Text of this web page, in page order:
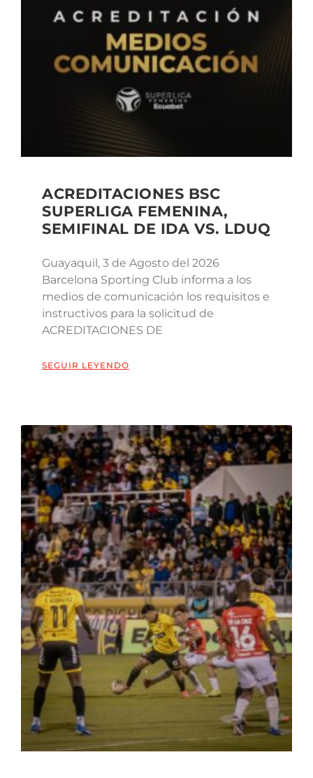
ACREDITACIONES BSC
SUPERLIGA FEMENINA,
SEMIFINAL DE IDA VS. LDUQ
Guayaquil, 3 de Agosto del 2026
Barcelona Sporting Club informa a los
medios de comunicación los requisitos e
instructivos para la solicitud de
ACREDITACIONES DE
SEGUIR LEYENDO